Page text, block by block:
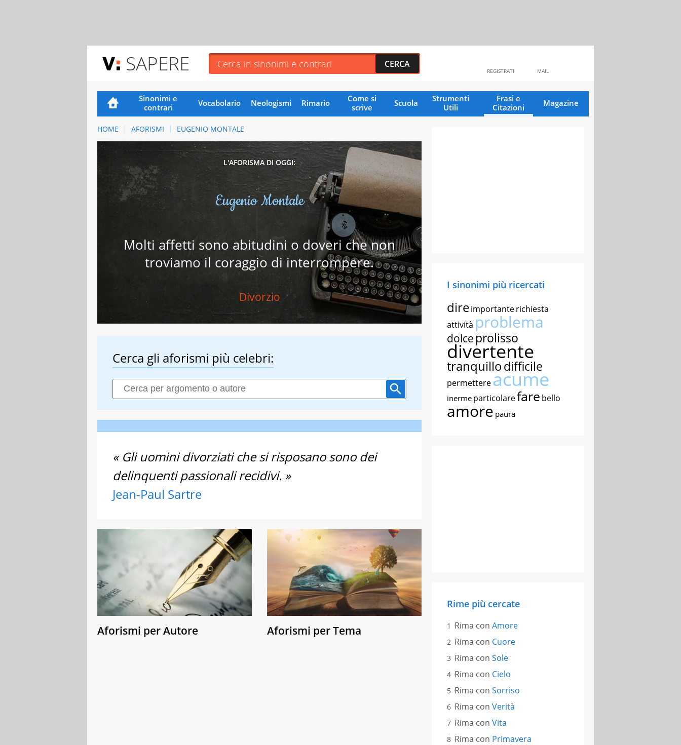
SAPERE MAIL
REGISTRATI
Sinonimi e
contrari
Vocabolario Neologismi Rimario
Come si
scrive
Scuola
Strumenti
Utili
Frasi e
Citazioni
Magazine
HOME AFORISMI EUGENIO MONTALE
L'AFORISMA DI OGGI:
Eugenio Montale
Molti affetti sono abitudini o doveri che non
troviamo il coraggio di interrompere.
Divorzio
Cerca gli aforismi più celebri:
« Gli uomini divorziati che si risposano sono dei
delinquenti passionali recidivi. »
Jean-Paul Sartre
Aforismi per Autore Aforismi per Tema
I sinonimi più ricercati
direimportanterichiesta
attività problema
dolce prolisso
divertente
tranquillodifficile
permettereacume
inerme particolarefare bello
amore paura
Rime più cercate
Rima con Amore
Rima con Cuore
Rima con Sole
Rima con Cielo
Rima con Sorriso
Rima con Verità
Rima con Vita
Rima con Primavera